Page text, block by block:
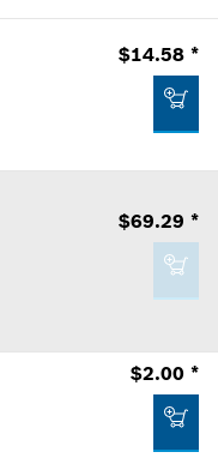
$14.58 *
$69.29 *
$2.00 *